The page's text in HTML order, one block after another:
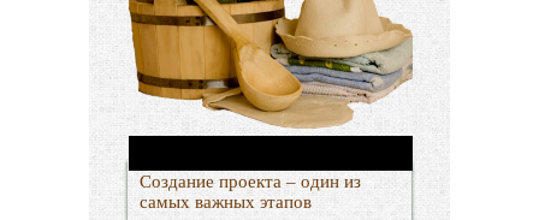
Создание проекта – один из
самых важных этапов